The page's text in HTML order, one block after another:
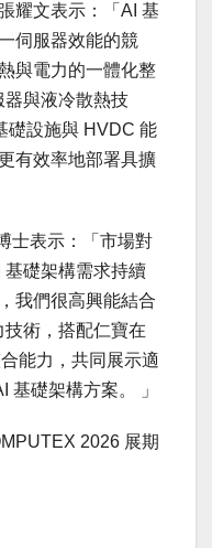
耀文表示：「AI 基
伺服器效能的競
與電力的一體化整
器與液冷散熱技
礎設施與 HVDC 能
有效率地部署具擴
士表示：「市場對
礎架構需求持續
我們很高興能結合
術，搭配仁寶在
能力，共同展示適
基礎架構方案。 」
2026 展期